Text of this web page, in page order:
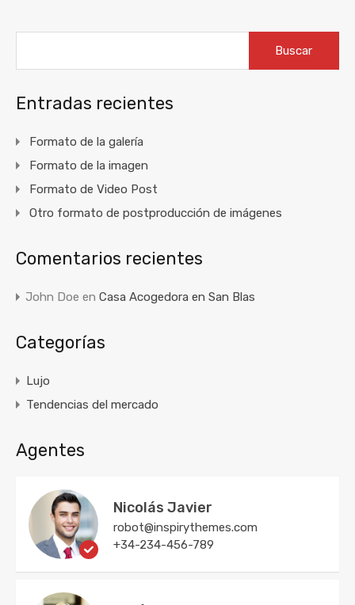
Entradas recientes
Formato de la galería
Formato de la imagen
Formato de Video Post
Otro formato de postproducción de imágenes
Comentarios recientes
John Doe en Casa Acogedora en San Blas
Categorías
Lujo
Tendencias del mercado
Agentes
Nicolás Javier
robot@inspirythemes.com
+34-234-456-789